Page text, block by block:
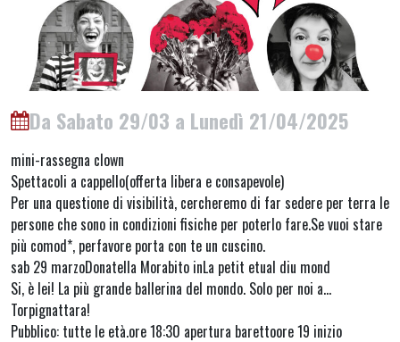
Da Sabato 29/03 a Lunedì 21/04/2025
mini-rassegna clown
Spettacoli a cappello(offerta libera e consapevole)
Per una questione di visibilità, cercheremo di far sedere per terra le
persone che sono in condizioni fisiche per poterlo fare.Se vuoi stare
più comod*, perfavore porta con te un cuscino.
sab 29 marzoDonatella Morabito inLa petit etual diu mond
Si, è lei! La più grande ballerina del mondo. Solo per noi a…
Torpignattara!
Pubblico: tutte le età.ore 18:30 apertura barettoore 19 inizio